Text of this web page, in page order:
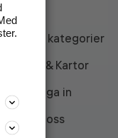
Alla kategorier
API & Kartor
Logga in
Om oss